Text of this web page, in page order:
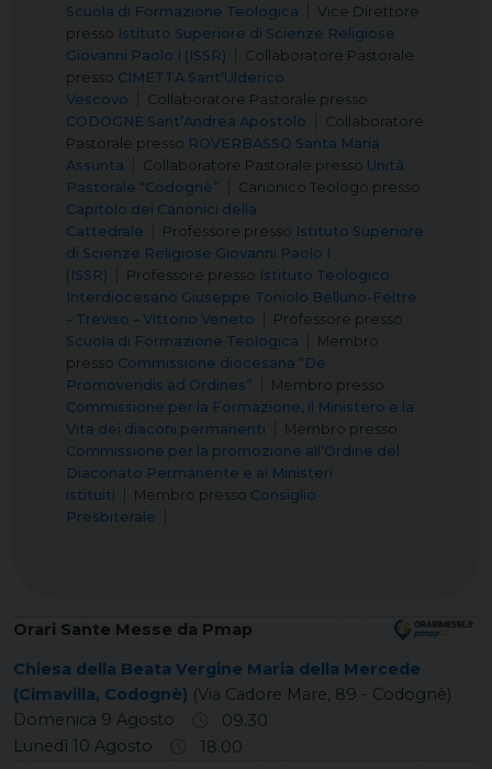
Scuola di Formazione Teologica
Vice Direttore
presso Istituto Superiore di Scienze Religiose
Giovanni Paolo I (ISSR)
Collaboratore Pastorale
presso CIMETTA Sant’Ulderico
Vescovo
Collaboratore Pastorale presso
CODOGNÈ Sant’Andrea Apostolo
Collaboratore
Pastorale presso ROVERBASSO Santa Maria
Assunta
Collaboratore Pastorale presso Unità
Pastorale “Codognè”
Canonico Teologo presso
Capitolo dei Canonici della
Cattedrale
Professore presso Istituto Superiore
di Scienze Religiose Giovanni Paolo I
(ISSR)
Professore presso Istituto Teologico
Interdiocesano Giuseppe Toniolo Belluno-Feltre
– Treviso – Vittorio Veneto
Professore presso
Scuola di Formazione Teologica
Membro
presso Commissione diocesana “De
Promovendis ad Ordines”
Membro presso
Commissione per la Formazione, il Ministero e la
Vita dei diaconi permanenti
Membro presso
Commissione per la promozione all’Ordine del
Diaconato Permanente e ai Ministeri
istituiti
Membro presso Consiglio
Presbiterale
Orari Sante Messe da Pmap
Chiesa della Beata Vergine Maria della Mercede
(Cimavilla, Codognè) (Via Cadore Mare, 89 - Codognè)
Domenica 9 Agosto
09.30
Lunedì 10 Agosto
18.00